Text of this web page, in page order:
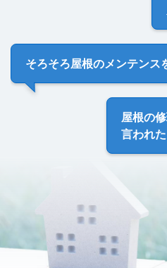
そろそろ屋根のメンテンス
屋根の
言われ